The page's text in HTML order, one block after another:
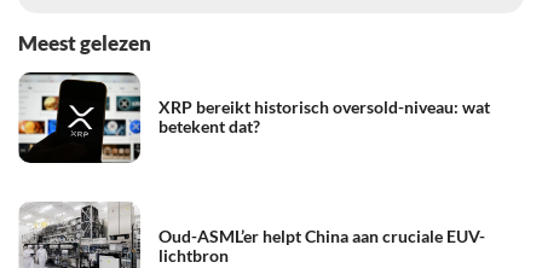
Meest gelezen
XRP bereikt historisch oversold-niveau: wat
betekent dat?
Oud-ASML’er helpt China aan cruciale EUV-
lichtbron